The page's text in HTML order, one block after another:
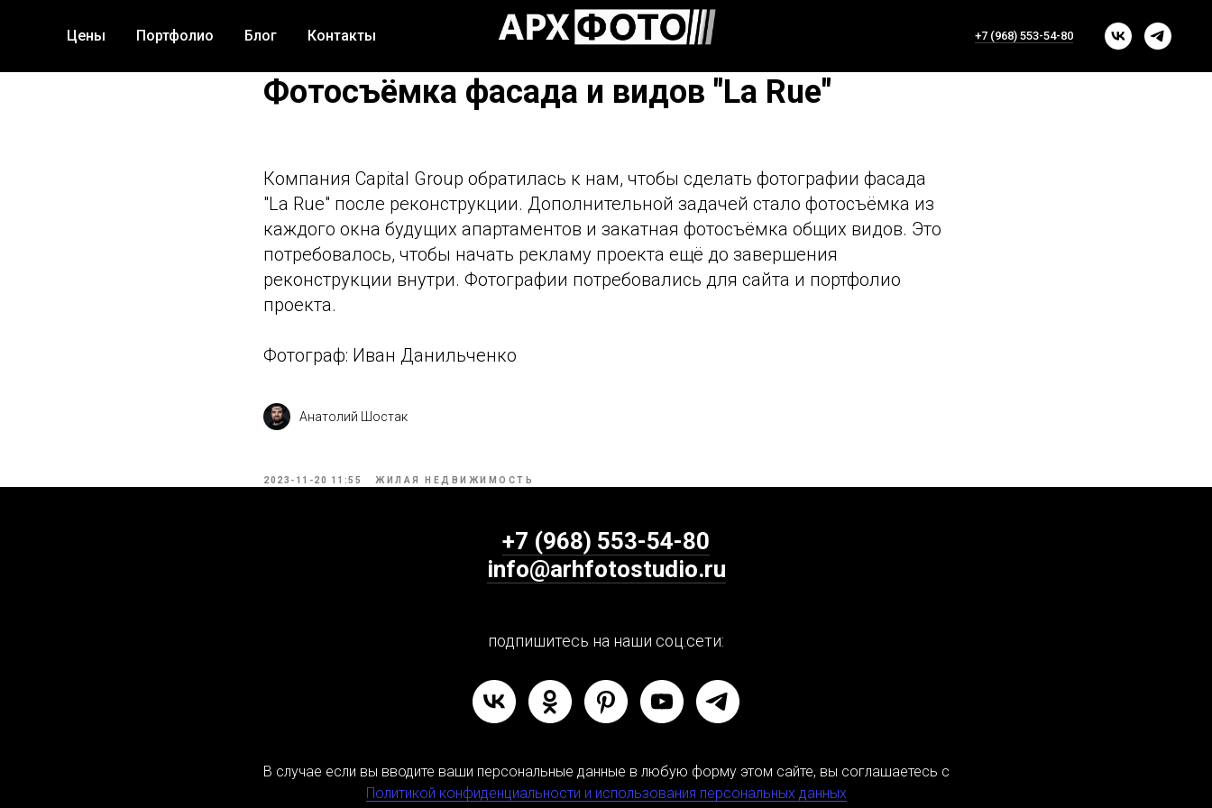
Цены Портфолио Блог Контакты +7 (968) 553-54-80
Фотосъёмка фасада и видов "La Rue"
Компания Capital Group обратилась к нам, чтобы сделать фотографии фасада
"La Rue" после реконструкции. Дополнительной задачей стало фотосъёмка из
каждого окна будущих апартаментов и закатная фотосъёмка общих видов. Это
потребовалось, чтобы начать рекламу проекта ещё до завершения
реконструкции внутри. Фотографии потребовались для сайта и портфолио
проекта.
Фотограф: Иван Данильченко
Анатолий Шостак
2023-11-20 11:55 ЖИЛАЯ НЕДВИЖИМОСТЬ
+7 (968) 553-54-80
info@arhfotostudio.ru
подпишитесь на наши соц.сети:
В случае если вы вводите ваши персональные данные в любую форму этом сайте, вы соглашаетесь с
Политикой конфиденциальности и использования персональных данных